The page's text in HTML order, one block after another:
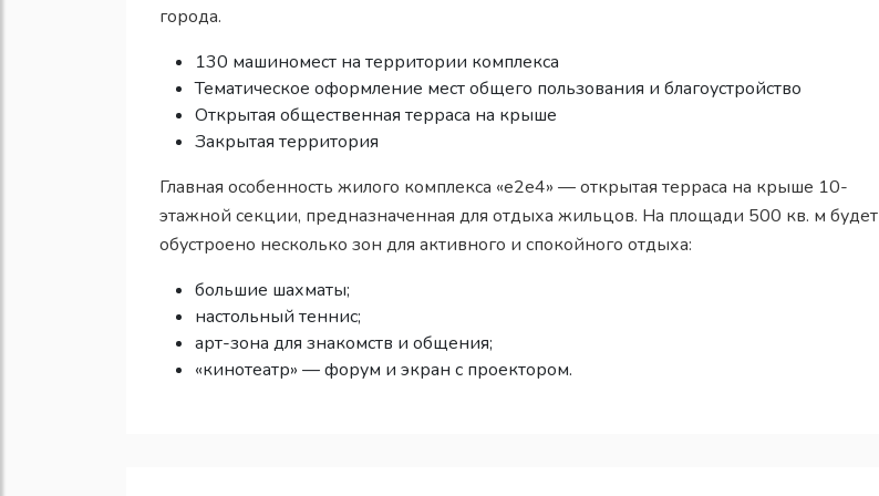
города.
130 машиномест на территории комплекса
Тематическое оформление мест общего пользования и благоустройство
Открытая общественная терраса на крыше
Закрытая территория
Главная особенность жилого комплекса «е2е4» — открытая терраса на крыше 10-
этажной секции, предназначенная для отдыха жильцов. На площади 500 кв. м будет
обустроено несколько зон для активного и спокойного отдыха:
большие шахматы;
настольный теннис;
арт-зона для знакомств и общения;
«кинотеатр» — форум и экран с проектором.